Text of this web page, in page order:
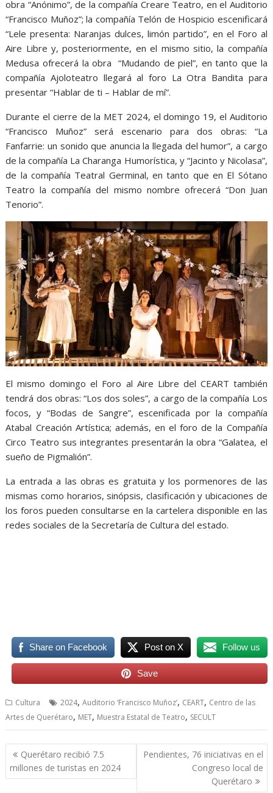
obra “Anónimo”, de la compañía Creare Teatro, en el Auditorio
“Francisco Muñoz”; la compañía Telón de Hospicio escenificará
“Lele presenta: Naranjas dulces, limón partido”, en el Foro al
Aire Libre y, posteriormente, en el mismo sitio, la compañía
Medusa ofrecerá la obra “Mudando de piel”, en tanto que la
compañía Ajoloteatro llegará al foro La Otra Bandita para
presentar “Hablar de ti – Hablar de mí”.
Durante el cierre de la MET 2024, el domingo 19, el Auditorio
“Francisco Muñoz” será escenario para dos obras: “La
Fanfarrie: un sonido que anuncia la llegada del humor”, a cargo
de la compañía La Charanga Humorística, y “Jacinto y Nicolasa”,
de la compañía Teatral Germinal, en tanto que en El Sótano
Teatro la compañía del mismo nombre ofrecerá “Don Juan
Tenorio”.
El mismo domingo el Foro al Aire Libre del CEART también
tendrá dos obras: “Los dos soles”, a cargo de la compañía Los
focos, y “Bodas de Sangre”, escenificada por la compañía
Atabal Creación Artística; además, en el foro de la Compañía
Circo Teatro sus integrantes presentarán la obra “Galatea, el
sueño de Pigmalión”.
La entrada a las obras es gratuita y los pormenores de las
mismas como horarios, sinópsis, clasificación y ubicaciones de
los foros pueden consultarse en la cartelera disponible en las
redes sociales de la Secretaría de Cultura del estado.
Share on Facebook Post on X Follow us
Save
Cultura 2024,Auditorio ‘Francisco Muñoz’, CEART, Centro de las
Artes de Querétaro, MET, Muestra Estatal de Teatro, SECULT
Navegación
de
entradas
Querétaro recibió 7.5
millones de turistas en 2024
Pendientes, 76 iniciativas en el
Congreso local de
Querétaro